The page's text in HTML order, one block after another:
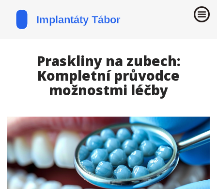
Praskliny na zubech:
Kompletní průvodce
možnostmi léčby